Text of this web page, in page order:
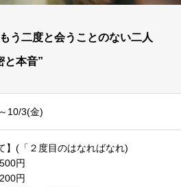
う二度と会うことのない二人
と本音”
10/3(金)
】(「２度目のはなればなれ)
円
円